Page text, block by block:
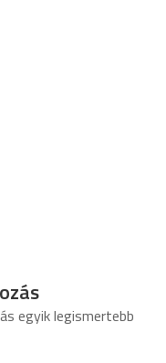
egyik legismertebb